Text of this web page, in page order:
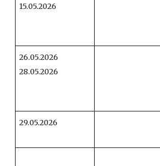
15.05.2026
26.05.2026
28.05.2026
29.05.2026